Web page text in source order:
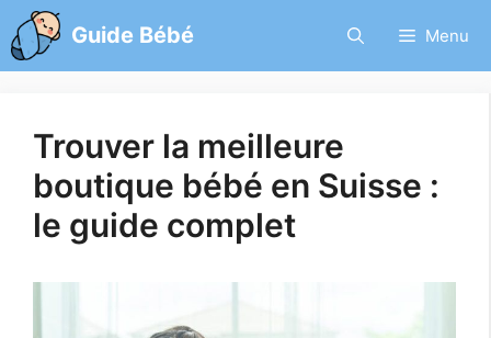
Aller
au
contenu
Guide Bébé Menu
Trouver la meilleure
boutique bébé en Suisse :
le guide complet